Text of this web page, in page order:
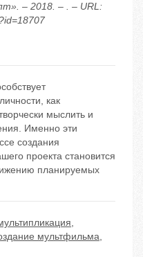
– 2018. – . – URL:
как
мыслить и
Именно эти
создания
проекта становится
планируемых
,
мультфильма,